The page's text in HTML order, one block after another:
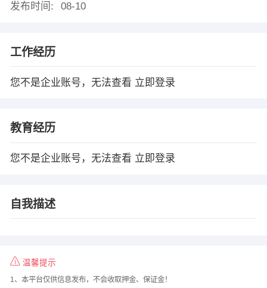
发布时间:
08-10
工作经历
您不是企业账号，无法查看 立即登录
教育经历
您不是企业账号，无法查看 立即登录
自我描述
温馨提示
1、本平台仅供信息发布，不会收取押金、保证金！